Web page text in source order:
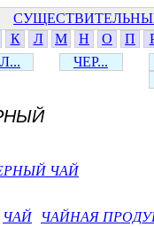
К Л М Н О П
ЧЕР...
ЧАЙ
ЧАЙ ЧАЙНАЯ